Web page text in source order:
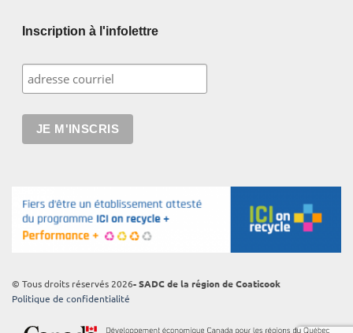
Inscription à l'infolettre
© Tous droits réservés 2026- SADC de la région de Coaticook
Politique de confidentialité